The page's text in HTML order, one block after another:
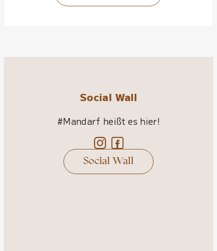
Social Wall
#Mandarf heißt es hier!
Social Wall